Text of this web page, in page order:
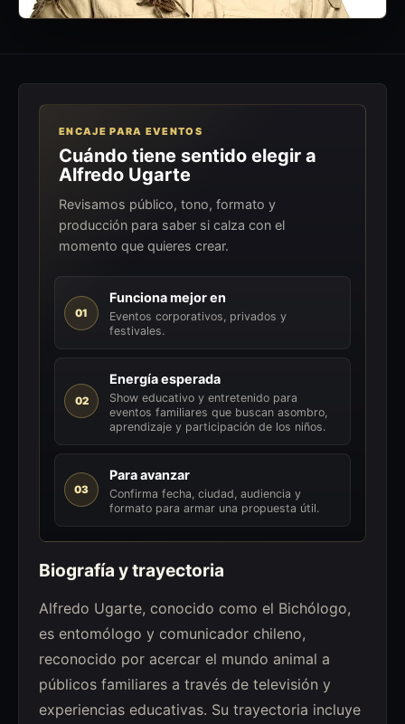
ENCAJE PARA EVENTOS
Cuándo tiene sentido elegir a
Alfredo Ugarte
Revisamos público, tono, formato y
producción para saber si calza con el
momento que quieres crear.
01
Funciona mejor en
Eventos corporativos, privados y
festivales.
02
Energía esperada
Show educativo y entretenido para
eventos familiares que buscan asombro,
aprendizaje y participación de los niños.
03
Para avanzar
Confirma fecha, ciudad, audiencia y
formato para armar una propuesta útil.
Biografía y trayectoria
Alfredo Ugarte, conocido como el Bichólogo,
es entomólogo y comunicador chileno,
reconocido por acercar el mundo animal a
públicos familiares a través de televisión y
experiencias educativas. Su trayectoria incluye